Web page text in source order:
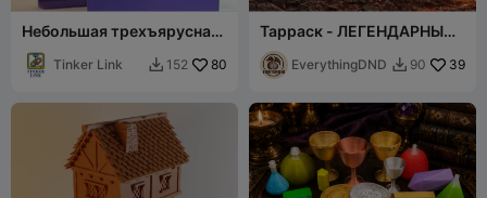
Небольшая трехъярусная
выставочная полка
Tinker Link  152 80
Тарраск - ЛЕГЕНДАРНЫЙ
монстр DND
EverythingDND  90 39